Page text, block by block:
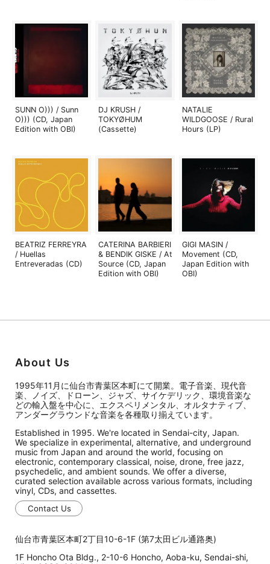
SUNN O))) / Sunn
O))) (CD, Japan
Edition with OBI)
DJ KRUSH /
TOKYØHUM
(Cassette)
NATALIE
WILDGOOSE / Rural
Hours (LP)
BEATRIZ FERREYRA
/ Huellas
Entreveradas (CD)
CATERINA BARBIERI
& BENDIK GISKE / At
Source (CD, Japan
Edition with OBI)
GIGI MASIN /
Movement (CD,
Japan Edition with
OBI)
About Us
1995年11月に仙台市青葉区本町にて開業。電子音楽、現代音
楽、ノイズ、ドローン、ジャズ、サイケデリック、環境音楽な
どの輸入盤を中心に、エクスペリメンタル、オルタナティブ、
アンダーグラウンドな音楽を各種取り揃えています。
Established in 1995. We're located in Sendai-city, Japan.
We specialize in experimental, alternative, and underground
music from Japan and around the world, focusing on
electronic, contemporary classical, noise, drone, free jazz,
psychedelic, and ambient sounds. We offer a diverse,
curated selection available across various formats, including
vinyl, CDs, and cassettes.
Contact Us
仙台市青葉区本町2丁目10-6-1F (第7太田ビル通路奥)
1F Honcho Ota Bldg., 2-10-6 Honcho, Aoba-ku, Sendai-shi,